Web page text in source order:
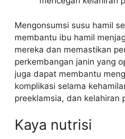
Mengonsumsi susu hamil
membantu ibu hamil
mereka dan memastikan
perkembangan janin yang
juga dapat membantu
komplikasi selama
preeklamsia, dan kelahiran
Kaya nutrisi